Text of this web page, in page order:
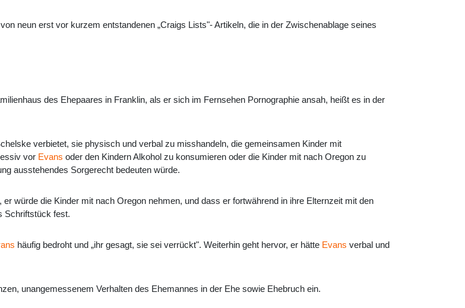
neun erst vor kurzem entstandenen „Craigs Lists"- Artikeln, die in der Zwischenablage seines
des Ehepaares in Franklin, als er sich im Fernsehen Pornographie ansah, heißt es in der
verbietet, sie physisch und verbal zu misshandeln, die gemeinsamen Kinder mit
vor Evans oder den Kindern Alkohol zu konsumieren oder die Kinder mit nach Oregon zu
ausstehendes Sorgerecht bedeuten würde.
würde die Kinder mit nach Oregon nehmen, und dass er fortwährend in ihre Elternzeit mit den
Schriftstück fest.
häufig bedroht und „ihr gesagt, sie sei verrückt". Weiterhin geht hervor, er hätte Evans verbal und
unangemessenem Verhalten des Ehemannes in der Ehe sowie Ehebruch ein.